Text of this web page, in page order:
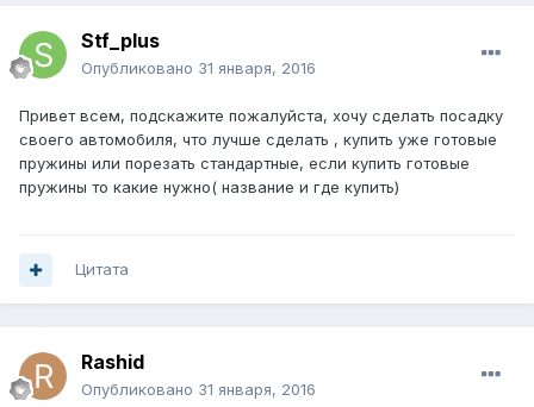
Stf_plus
Опубликовано 31 января, 2016
Привет всем, подскажите пожалуйста, хочу сделать посадку
своего автомобиля, что лучше сделать , купить уже готовые
пружины или порезать стандартные, если купить готовые
пружины то какие нужно( название и где купить)
Цитата
Rashid
Опубликовано 31 января, 2016